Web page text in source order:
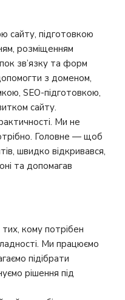
сайту, підготовкою
розміщенням
зв’язку та форм
з доменом,
SEO-підготовкою,
сайту.
Ми не
Головне — щоб
швидко відкривався,
та допомагав
кому потрібен
Ми працюємо
підібрати
рішення під